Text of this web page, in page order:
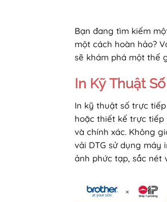
Bạn đang tìm kiếm
một cách hoàn hảo?
sẽ khám phá một thế
In Kỹ Thuật
In kỹ thuật số trực
hoặc thiết kế trực tiếp
và chính xác. Không
vải DTG sử dụng
ảnh phức tạp, sắc nét